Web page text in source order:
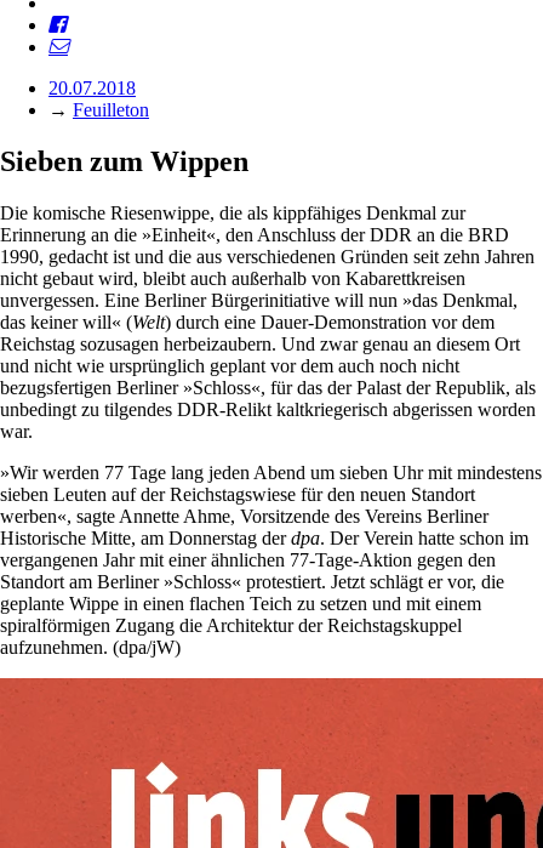
20.07.2018
→ Feuilleton
Sieben zum Wippen
Die komische Riesenwippe, die als kippfähiges Denkmal zur
Erinnerung an die »Einheit«, den Anschluss der DDR an die BRD
1990, gedacht ist und die aus verschiedenen Gründen seit zehn Jahren
nicht gebaut wird, bleibt auch außerhalb von Kabarettkreisen
unvergessen. Eine Berliner Bürgerinitiative will nun »das Denkmal,
das keiner will« (Welt) durch eine Dauer-Demonstration vor dem
Reichstag sozusagen herbeizaubern. Und zwar genau an diesem Ort
und nicht wie ursprünglich geplant vor dem auch noch nicht
bezugsfertigen Berliner »Schloss«, für das der Palast der Republik, als
unbedingt zu tilgendes DDR-Relikt kaltkriegerisch abgerissen worden
war.
»Wir werden 77 Tage lang jeden Abend um sieben Uhr mit mindestens
sieben Leuten auf der Reichstagswiese für den neuen Standort
werben«, sagte Annette Ahme, Vorsitzende des Vereins Berliner
Historische Mitte, am Donnerstag derdpa. Der Verein hatte schon im
vergangenen Jahr mit einer ähnlichen 77-Tage-Aktion gegen den
Standort am Berliner »Schloss« protestiert. Jetzt schlägt er vor, die
geplante Wippe in einen flachen Teich zu setzen und mit einem
spiralförmigen Zugang die Architektur der Reichstagskuppel
aufzunehmen. (dpa/jW)